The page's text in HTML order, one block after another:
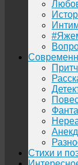
Стихи и